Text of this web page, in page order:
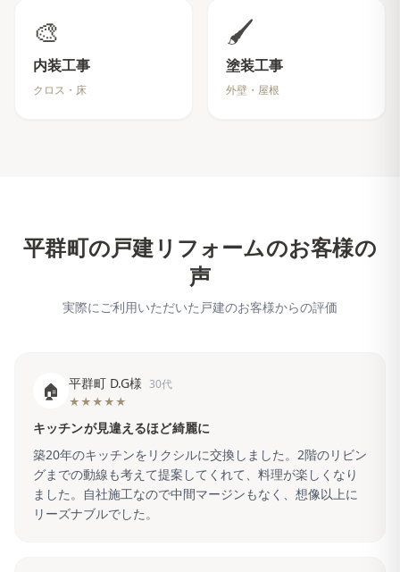
🎨
内装工事
クロス・床
🖌️
塗装工事
外壁・屋根
平群町の戸建リフォームのお客様の
声
実際にご利用いただいた戸建のお客様からの評価
🏠 平群町 D.G様 30代
★★★★★
キッチンが見違えるほど綺麗に
築20年のキッチンをリクシルに交換しました。2階のリビン
グまでの動線も考えて提案してくれて、料理が楽しくなり
ました。自社施工なので中間マージンもなく、想像以上に
リーズナブルでした。